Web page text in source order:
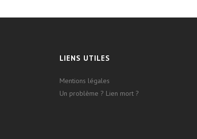
LIENS UTILES
Mentions légales
Un problème ? Lien mort ?